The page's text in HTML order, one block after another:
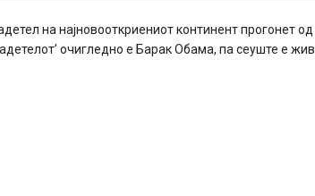
на најновооткриениот континент прогонет од
очигледно е Барак Обама, па сеуште е жив